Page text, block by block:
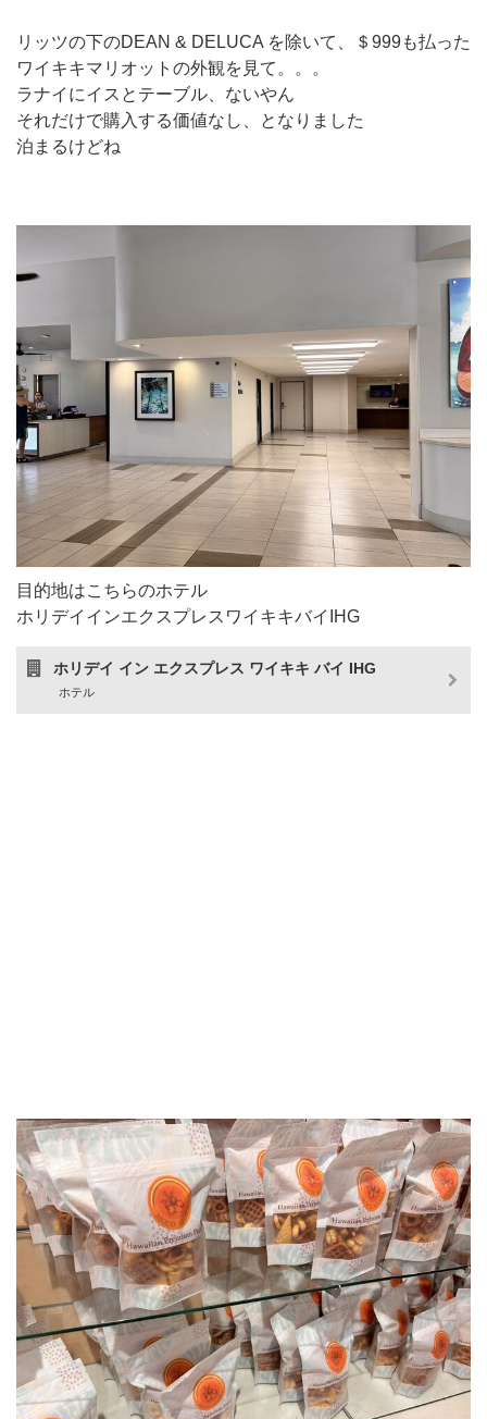
リッツの下のDEAN & DELUCA を除いて、＄999も払った
ワイキキマリオットの外観を見て。。。
ラナイにイスとテーブル、ないやん
それだけで購入する価値なし、となりました
泊まるけどね
目的地はこちらのホテル
ホリデイインエクスプレスワイキキバイIHG
ホリデイ イン エクスプレス ワイキキ バイ IHG
ホテル